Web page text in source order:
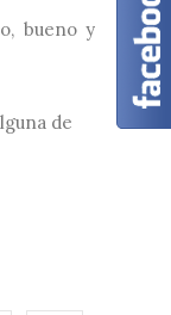
bueno y
de